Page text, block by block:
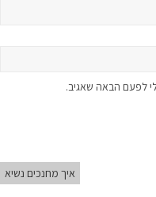
לפעם הבאה שאגיב.
איך מחנכים נשיא